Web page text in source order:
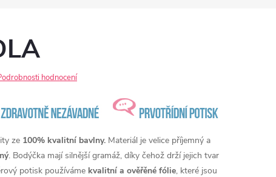
hodnocení
ze 100% kvalitní bavlny. Materiál je velice příjemný a
. Bodýčka mají silnější gramáž, díky čehož drží jejich tvar
potisk používáme kvalitní a ověřěné fólie, které jsou